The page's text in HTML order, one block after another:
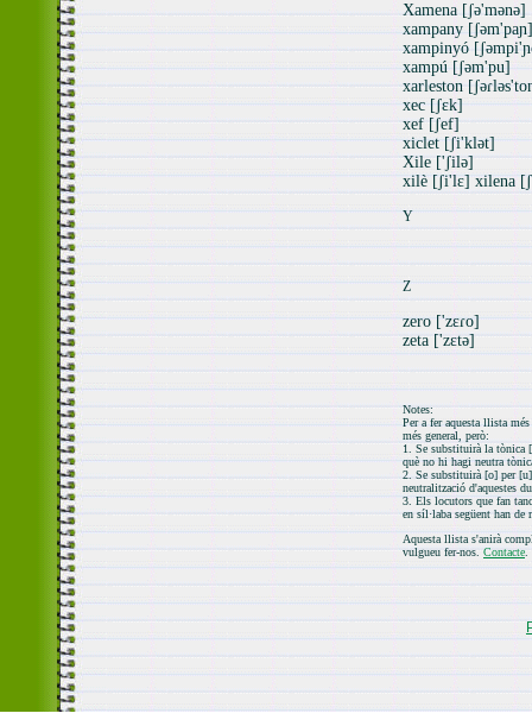
Xamena [ʃə'mənə]
xampany [ʃəm'paɲ]
xampinyó
xampú [ʃəm'pu]
xarleston
xec [ʃɛk]
xef [ʃef]
xiclet [ʃi'klət]
Xile ['ʃilə]
xilè [ʃi'lɛ] xilena
Y
Z
zero ['zɛɾo]
zeta ['zɛtə]
Notes:
Per a fer aquesta llista
més general, però:
1. Se substituirà la tònica
què no hi hagi neutra
2. Se substituirà [o] per
neutralització d'aquestes
3. Els locutors que fan
en síl·laba següent han de
Aquesta llista s'anirà
vulgueu fer-nos.Contacte.